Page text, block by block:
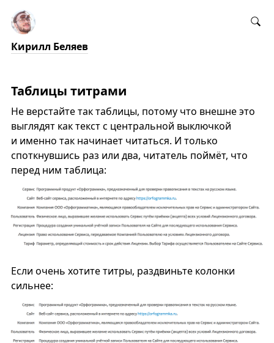
Кирилл Беляев
Таблицы титрами
Не верстайте так таблицы, потому что внешне это
выглядят как текст с центральной выключкой
и именно так начинает читаться. И только
споткнувшись раз или два, читатель поймёт, что
перед ним таблица:
Если очень хотите титры, раздвиньте колонки
сильнее: